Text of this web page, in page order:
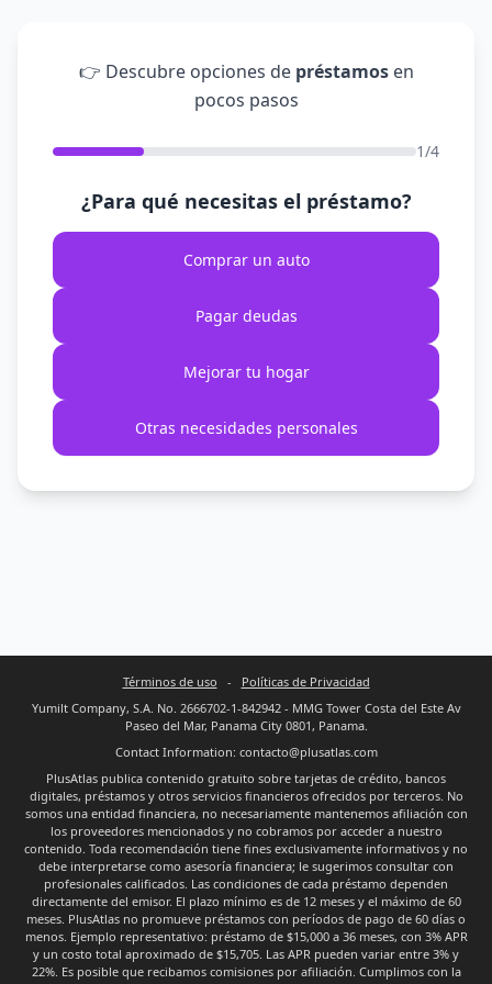
👉 Descubre opciones de préstamosen
pocos pasos
1/4
¿Para qué necesitas el préstamo?
Comprar un auto
Pagar deudas
Mejorar tu hogar
Otras necesidades personales
Términos de uso - Políticas de Privacidad
Yumilt Company, S.A. No. 2666702-1-842942 - MMG Tower Costa del Este Av
Paseo del Mar, Panama City 0801, Panama.
Contact Information: contacto@plusatlas.com
PlusAtlas publica contenido gratuito sobre tarjetas de crédito, bancos
digitales, préstamos y otros servicios financieros ofrecidos por terceros. No
somos una entidad financiera, no necesariamente mantenemos afiliación con
los proveedores mencionados y no cobramos por acceder a nuestro
contenido. Toda recomendación tiene fines exclusivamente informativos y no
debe interpretarse como asesoría financiera; le sugerimos consultar con
profesionales calificados. Las condiciones de cada préstamo dependen
directamente del emisor. El plazo mínimo es de 12 meses y el máximo de 60
meses. PlusAtlas no promueve préstamos con períodos de pago de 60 días o
menos. Ejemplo representativo: préstamo de $15,000 a 36 meses, con 3% APR
y un costo total aproximado de $15,705. Las APR pueden variar entre 3% y
22%. Es posible que recibamos comisiones por afiliación. Cumplimos con la